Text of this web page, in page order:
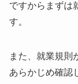
ですからまずは
す。
また、就業規則
あらかじめ確認